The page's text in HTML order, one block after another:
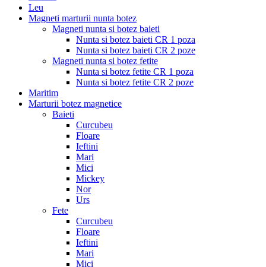
Leu
Magneti marturii nunta botez
Magneti nunta si botez baieti
Nunta si botez baieti CR 1 poza
Nunta si botez baieti CR 2 poze
Magneti nunta si botez fetite
Nunta si botez fetite CR 1 poza
Nunta si botez fetite CR 2 poze
Maritim
Marturii botez magnetice
Baieti
Curcubeu
Floare
Ieftini
Mari
Mici
Mickey
Nor
Urs
Fete
Curcubeu
Floare
Ieftini
Mari
Mici